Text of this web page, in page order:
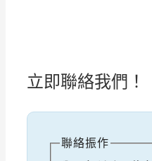
立即聯絡我們！
聯絡振作